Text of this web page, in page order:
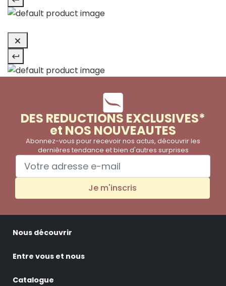
DES REDUCTIONS EXCLUSIVES*
et NOS NOUVEAUTES
Abonnez-vous pour recevoir nos actus, découvrir les
dernières tendance et bien d'autres surprises
Je m'inscris
Nous découvrir
Entre vous et nous
Catalogue